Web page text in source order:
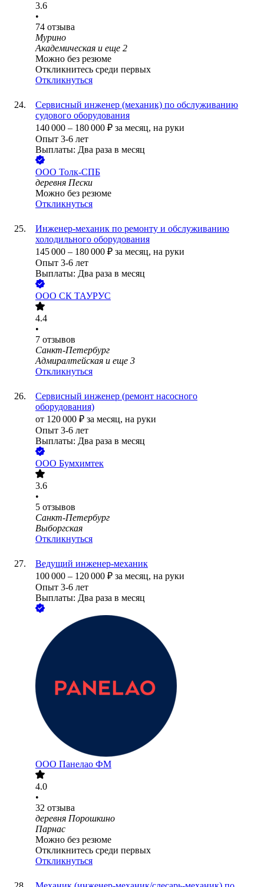
3.6
•
74 отзыва
Мурино
Академическая и еще 2
Можно без резюме
Откликнитесь среди первых
Откликнуться
Сервисный инженер (механик) по обслуживанию
судового оборудования
140 000 – 180 000 ₽ за месяц, на руки
Опыт 3-6 лет
Выплаты: Два раза в месяц
ООО Толк-СПБ
деревня Пески
Можно без резюме
Откликнуться
Инженер-механик по ремонту и обслуживанию
холодильного оборудования
145 000 – 180 000 ₽ за месяц, на руки
Опыт 3-6 лет
Выплаты: Два раза в месяц
ООО СК ТАУРУС
4.4
•
7 отзывов
Санкт-Петербург
Адмиралтейская и еще 3
Откликнуться
Сервисный инженер (ремонт насосного
оборудования)
от 120 000 ₽ за месяц, на руки
Опыт 3-6 лет
Выплаты: Два раза в месяц
ООО Бумхимтек
3.6
•
5 отзывов
Санкт-Петербург
Выборгская
Откликнуться
Ведущий инженер-механик
100 000 – 120 000 ₽ за месяц, на руки
Опыт 3-6 лет
Выплаты: Два раза в месяц
ООО Панелао ФМ
4.0
•
32 отзыва
деревня Порошкино
Парнас
Можно без резюме
Откликнитесь среди первых
Откликнуться